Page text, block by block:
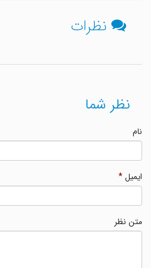
نظرات
نظر شما
ایمیل*
متن نظر